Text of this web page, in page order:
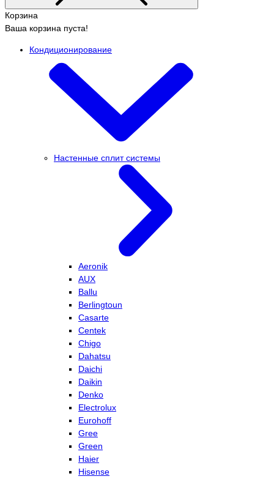
Корзина
Ваша корзина пуста!
Кондиционирование
Настенные сплит системы
Aeronik
AUX
Ballu
Berlingtoun
Casarte
Centek
Chigo
Dahatsu
Daichi
Daikin
Denko
Electrolux
Eurohoff
Gree
Green
Haier
Hisense